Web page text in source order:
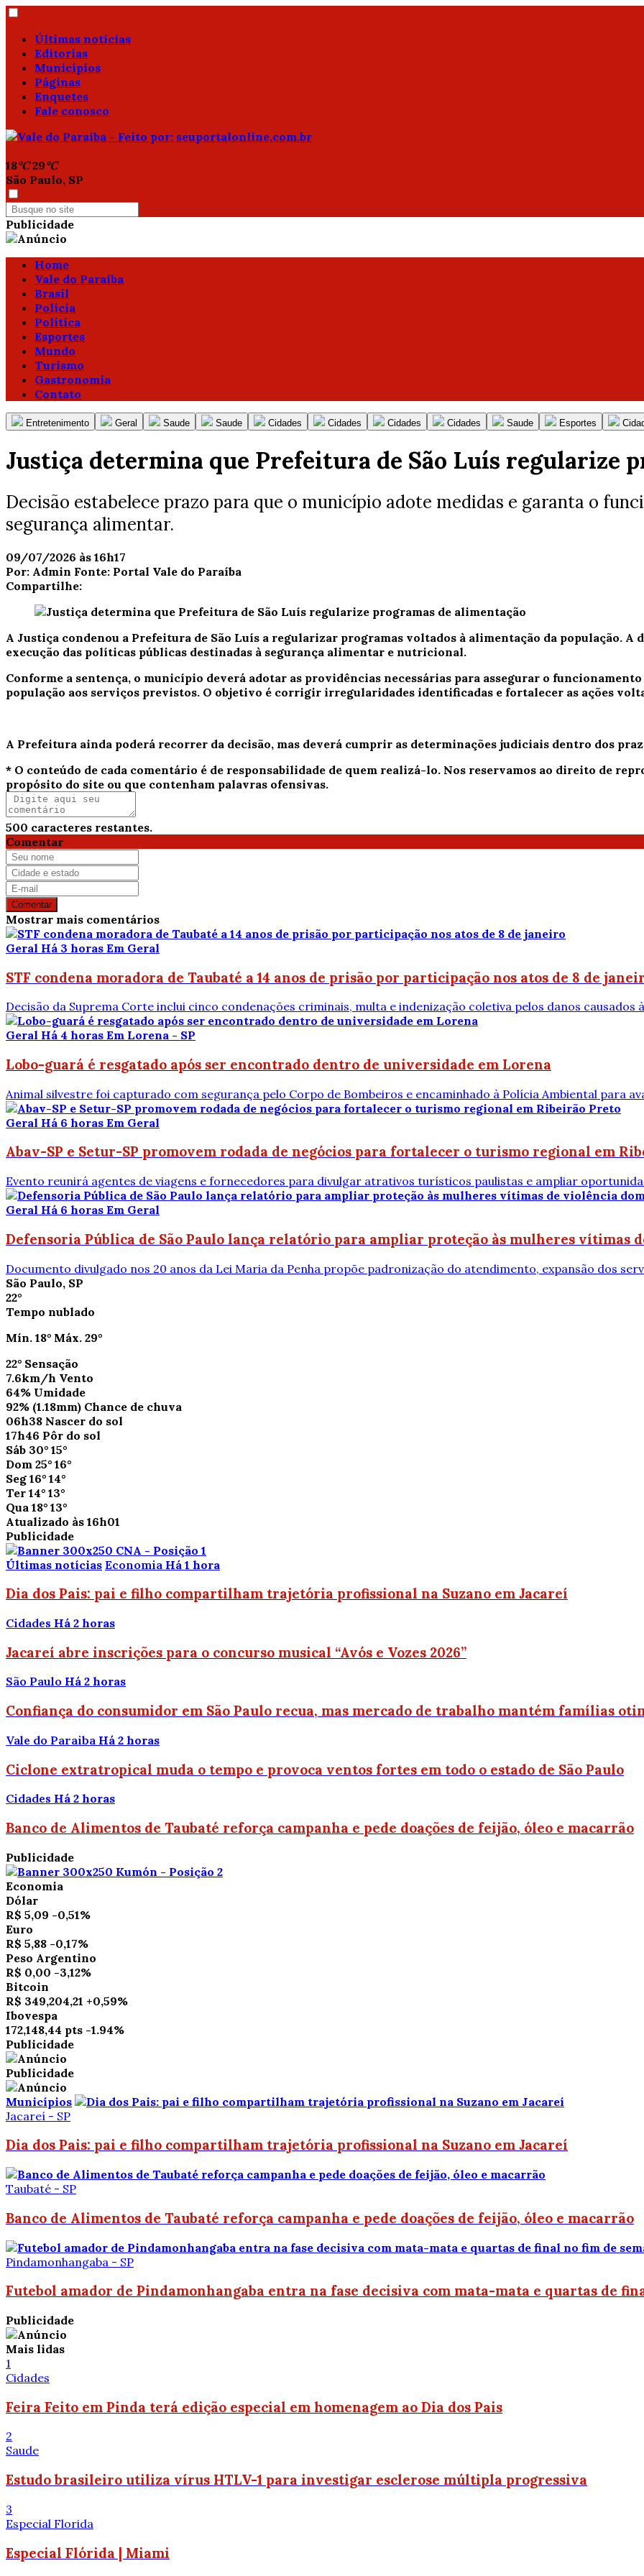
Últimas notícias
Editorias
Municípios
Páginas
Enquetes
Fale conosco
18°C 29°C
São Paulo, SP
Publicidade
Home
Vale do Paraíba
Brasil
Polícia
Política
Esportes
Mundo
Turismo
Gastronomia
Contato
Entretenimento Geral Saude Saude Cidades Cidades Cidades Cidades Saude Esportes
Justiça determina que Prefeitura de São Luís regularize
Decisão estabelece prazo para que o município adote medidas e garanta o
segurança alimentar.
09/07/2026 às 16h17
Por: Admin Fonte: Portal Vale do Paraíba
Compartilhe:
A Justiça condenou a Prefeitura de São Luís a regularizar programas voltados à alimentação da população. A
execução das políticas públicas destinadas à segurança alimentar e nutricional.
Conforme a sentença, o município deverá adotar as providências necessárias para assegurar o
população aos serviços previstos. O objetivo é corrigir irregularidades identificadas e fortalecer as ações
A Prefeitura ainda poderá recorrer da decisão, mas deverá cumprir as determinações judiciais dentro dos
* O conteúdo de cada comentário é de responsabilidade de quem realizá-lo. Nos reservamos ao direito de
propósito do site ou que contenham palavras ofensivas.
500 caracteres restantes.
Comentar
Comentar
Mostrar mais comentários
Geral Há 3 horas Em Geral
STF condena moradora de Taubaté a 14 anos de prisão por participação nos atos de 8 de
Decisão da Suprema Corte inclui cinco condenações criminais, multa e indenização coletiva pelos danos causados
Geral Há 4 horas Em Lorena - SP
Lobo-guará é resgatado após ser encontrado dentro de universidade em Lorena
Animal silvestre foi capturado com segurança pelo Corpo de Bombeiros e encaminhado à Polícia Ambiental para
Geral Há 6 horas Em Geral
Abav-SP e Setur-SP promovem rodada de negócios para fortalecer o turismo regional em
Evento reunirá agentes de viagens e fornecedores para divulgar atrativos turísticos paulistas e ampliar
Geral Há 6 horas Em Geral
Defensoria Pública de São Paulo lança relatório para ampliar proteção às mulheres vítimas
Documento divulgado nos 20 anos da Lei Maria da Penha propõe padronização do atendimento, expansão dos
São Paulo, SP
22°
Tempo nublado
Mín. 18° Máx. 29°
22° Sensação
7.6km/h Vento
64% Umidade
92% (1.18mm) Chance de chuva
06h38 Nascer do sol
17h46 Pôr do sol
Sáb 30° 15°
Dom 25° 16°
Seg 16° 14°
Ter 14° 13°
Qua 18° 13°
Atualizado às 16h01
Publicidade
Últimas notícias Economia Há 1 hora
Dia dos Pais: pai e filho compartilham trajetória profissional na Suzano em Jacareí
Cidades Há 2 horas
Jacareí abre inscrições para o concurso musical “Avós e Vozes 2026”
São Paulo Há 2 horas
Confiança do consumidor em São Paulo recua, mas mercado de trabalho mantém famílias
Vale do Paraiba Há 2 horas
Ciclone extratropical muda o tempo e provoca ventos fortes em todo o estado de São Paulo
Cidades Há 2 horas
Banco de Alimentos de Taubaté reforça campanha e pede doações de feijão, óleo e macarrão
Publicidade
Economia
Dólar
R$ 5,09 -0,51%
Euro
R$ 5,88 -0,17%
Peso Argentino
R$ 0,00 -3,12%
Bitcoin
R$ 349,204,21 +0,59%
Ibovespa
172,148,44 pts -1.94%
Publicidade
Publicidade
Municípios
Jacareí - SP
Dia dos Pais: pai e filho compartilham trajetória profissional na Suzano em Jacareí
Taubaté - SP
Banco de Alimentos de Taubaté reforça campanha e pede doações de feijão, óleo e macarrão
Pindamonhangaba - SP
Futebol amador de Pindamonhangaba entra na fase decisiva com mata-mata e quartas de
Publicidade
Mais lidas
1
Cidades
Feira Feito em Pinda terá edição especial em homenagem ao Dia dos Pais
2
Saude
Estudo brasileiro utiliza vírus HTLV-1 para investigar esclerose múltipla progressiva
3
Especial Florida
Especial Flórida | Miami